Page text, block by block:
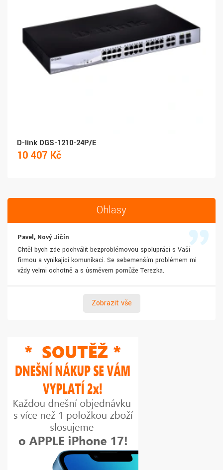
D-link DGS-1210-24P/E
10 407 Kč
Ohlasy
Pavel, Nový Jičín
Chtěl bych zde pochválit bezproblémovou spolupráci s Vaší
firmou a vynikající komunikaci. Se sebemenším problémem mi
vždy velmi ochotně a s úsměvem pomůže Terezka.
Zobrazit vše